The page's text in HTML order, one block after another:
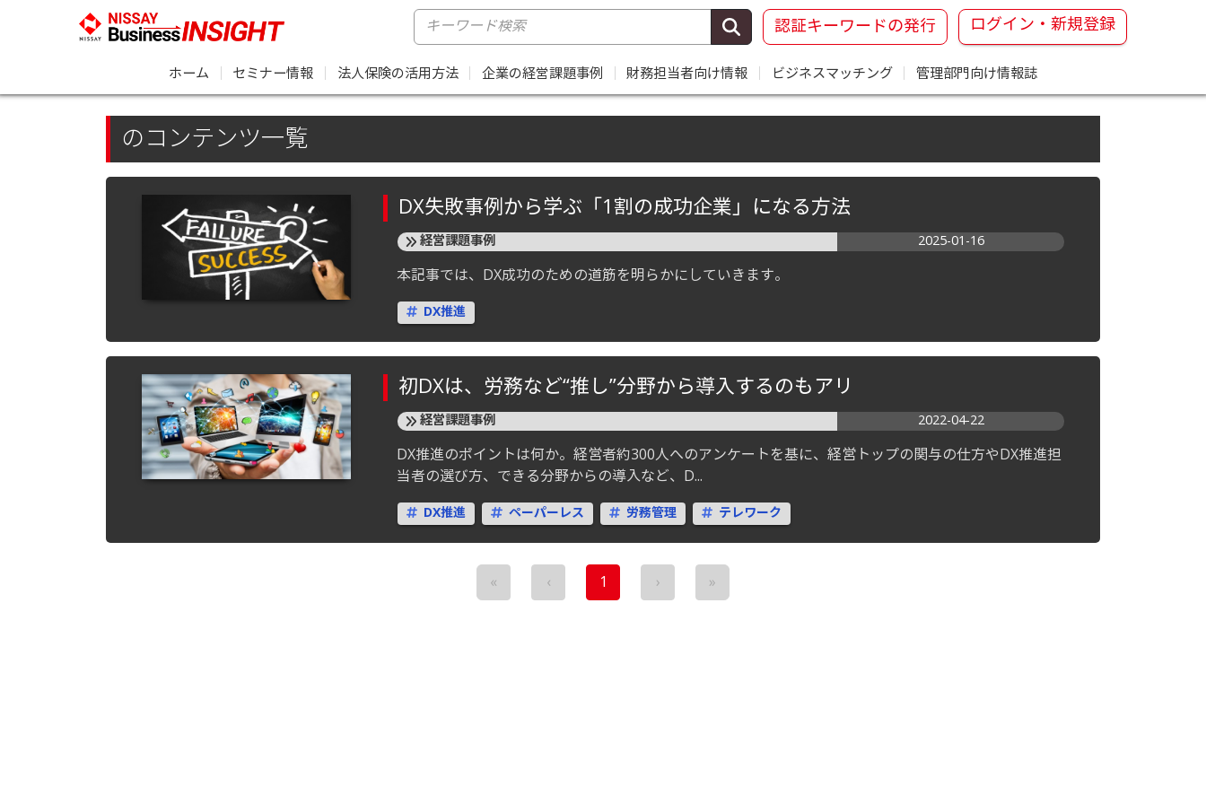
認証キーワードの発行 ログイン・新規登録
ホーム セミナー情報 法人保険の活用方法 企業の経営課題事例 財務担当者向け情報 ビジネスマッチング 管理部門向け情報誌
のコンテンツ一覧
DX失敗事例から学ぶ「1割の成功企業」になる方法
経営課題事例 2025-01-16
本記事では、DX成功のための道筋を明らかにしていきます。
DX推進
初DXは、労務など“推し”分野から導入するのもアリ
経営課題事例 2022-04-22
DX推進のポイントは何か。経営者約300人へのアンケートを基に、経営トップの関与の仕方やDX推進担
当者の選び方、できる分野からの導入など、D...
DX推進 ペーパーレス 労務管理 テレワーク
« ‹ 1 › »